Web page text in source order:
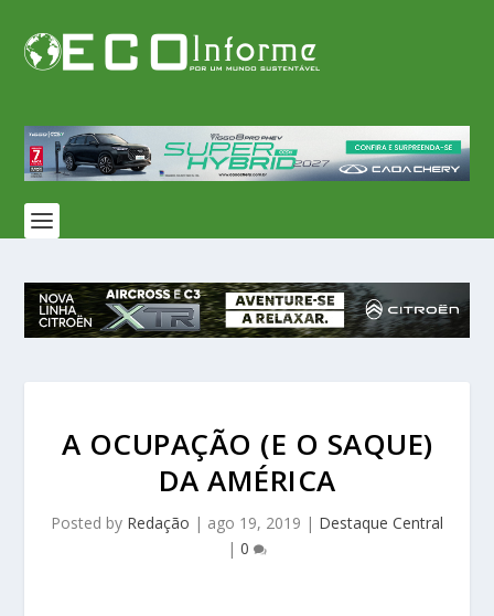
A OCUPAÇÃO (E O SAQUE)
DA AMÉRICA
Posted by Redação | ago 19, 2019 | Destaque Central
| 0